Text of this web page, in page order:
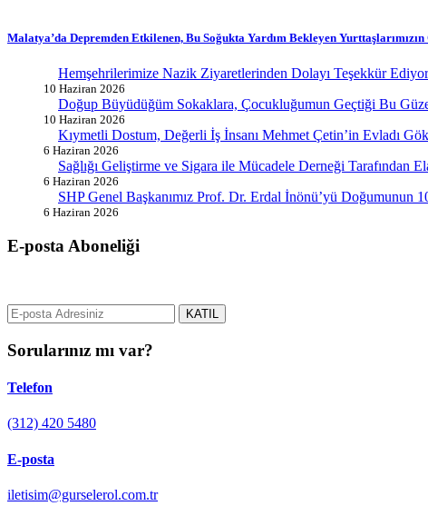
Malatya’da Depremden Etkilenen, Bu Soğukta Yardım Bekleyen
Hemşehrilerimize Nazik Ziyaretlerinden Dolayı Teşekkür
10 Haziran 2026
Doğup Büyüdüğüm Sokaklara, Çocukluğumun Geçtiği Bu
10 Haziran 2026
Kıymetli Dostum, Değerli İş İnsanı Mehmet Çetin’in Evladı
6 Haziran 2026
Sağlığı Geliştirme ve Sigara ile Mücadele Derneği Tarafından
6 Haziran 2026
SHP Genel Başkanımız Prof. Dr. Erdal İnönü’yü Doğumunun
6 Haziran 2026
E-posta Aboneliği
KATIL
Sorularınız mı var?
Telefon
(312) 420 5480
E-posta
iletisim@gurselerol.com.tr